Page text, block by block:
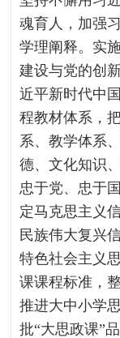
魂育人，加强
学理阐释。实
建设与党的创
近平新时代中
程教材体系，
系、教学体系
德、文化知识
忠于党、忠于
定马克思主义
民族伟大复兴
特色社会主义
课课程标准，
推进大中小学
批“大思政课”